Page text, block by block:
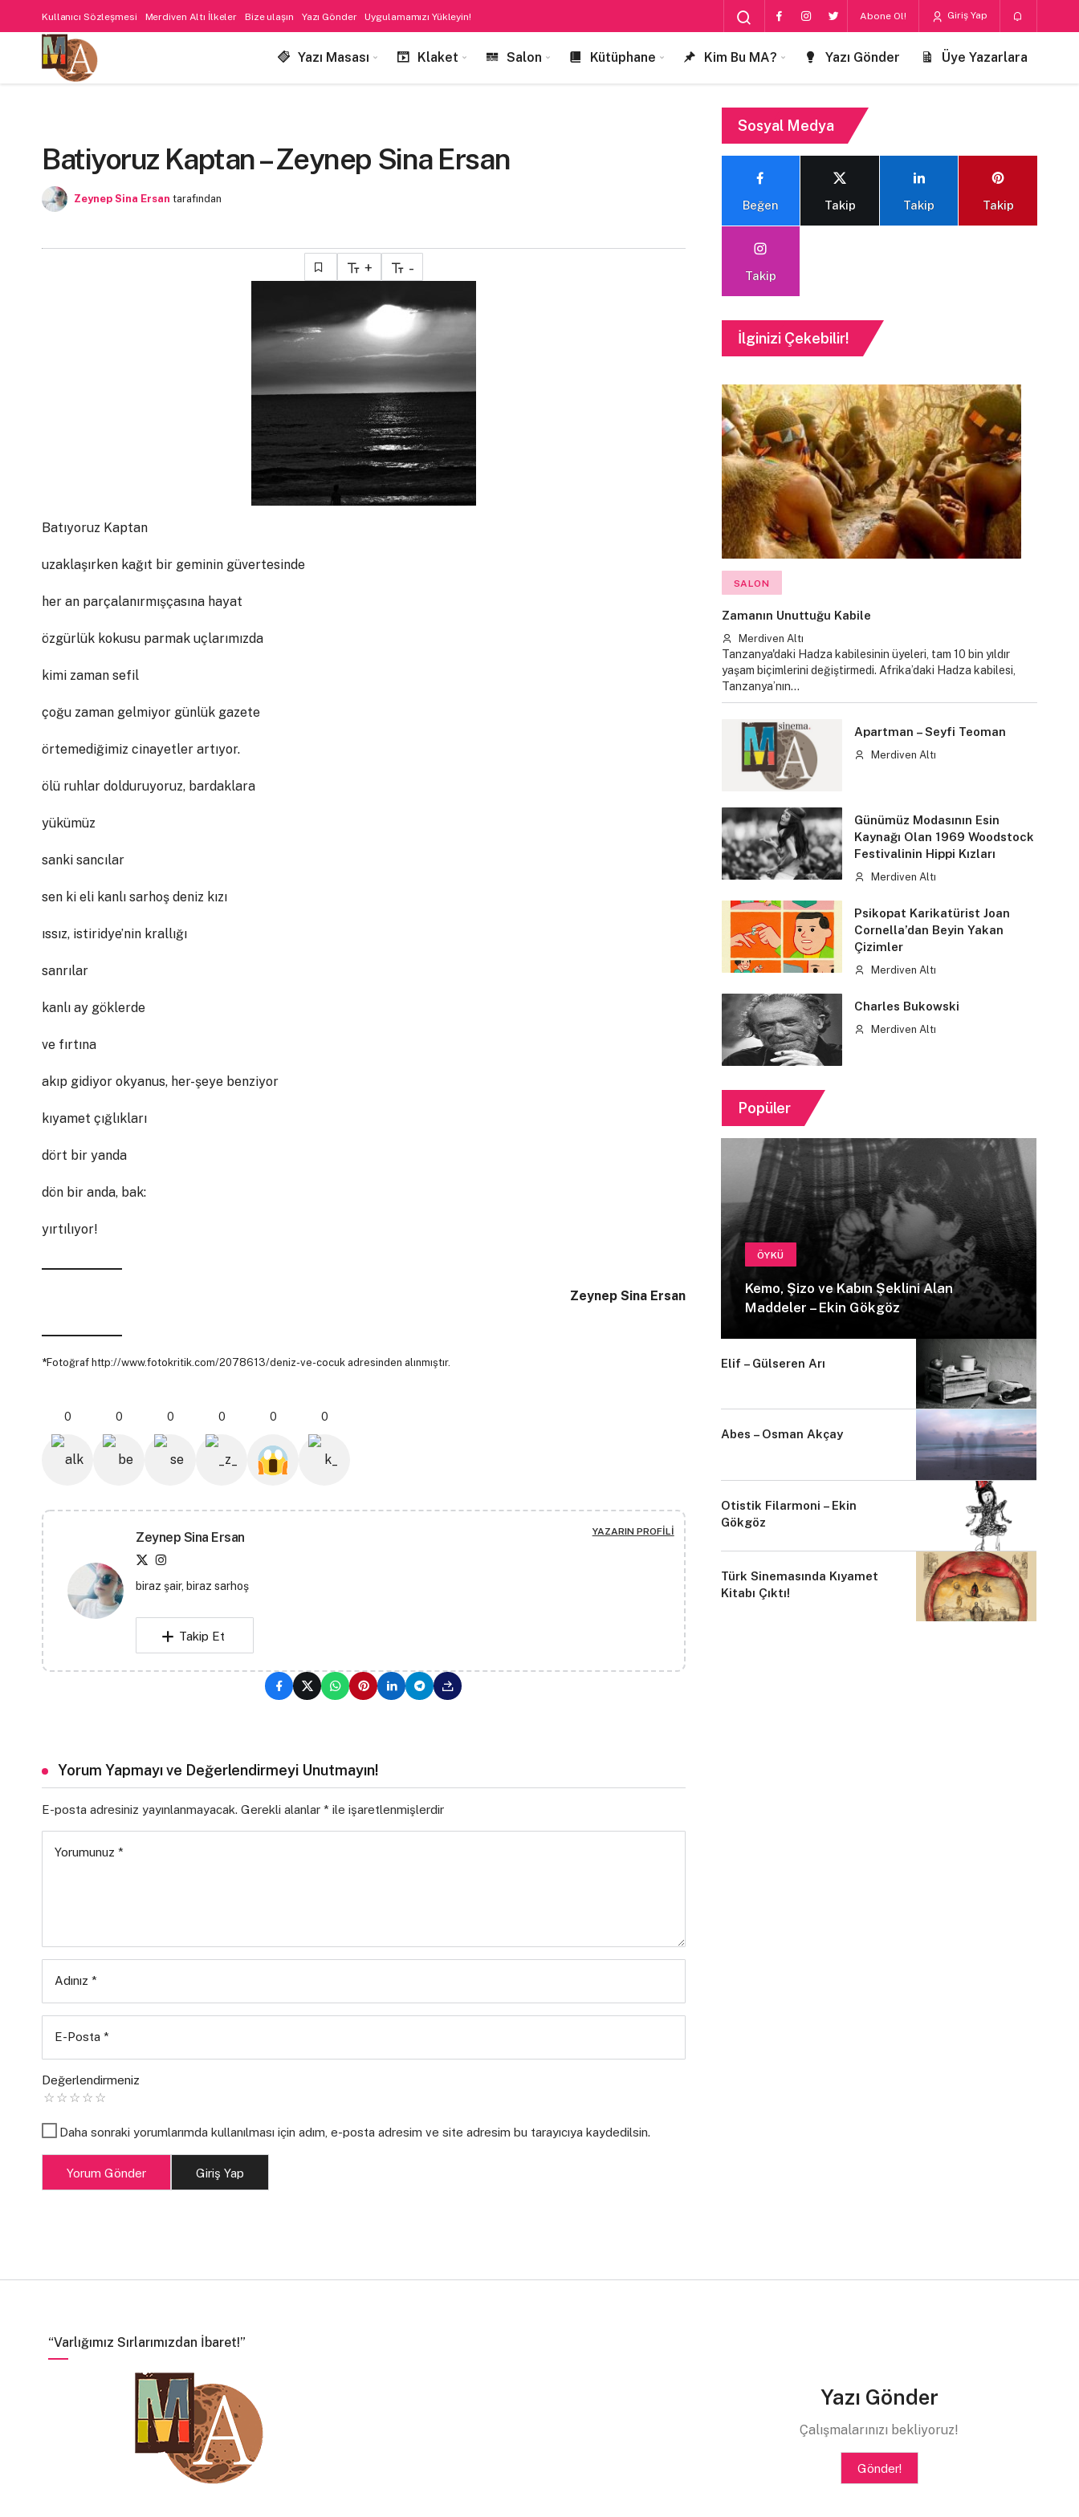
Kullanıcı Sözleşmesi Merdiven Altı İlkeler Bize ulaşın Yazı Gönder Uygulamamızı Yükleyin! Abone Ol! Giriş Yap
Yazı Masası Klaket Salon Kütüphane Kim Bu MA? Yazı Gönder Üye Yazarlara
Batiyoruz Kaptan – Zeynep Sina Ersan
Zeynep Sina Ersan tarafından
+ -
Batıyoruz Kaptan
uzaklaşırken kağıt bir geminin güvertesinde
her an parçalanırmışçasına hayat
özgürlük kokusu parmak uçlarımızda
kimi zaman sefil
çoğu zaman gelmiyor günlük gazete
örtemediğimiz cinayetler artıyor.
ölü ruhlar dolduruyoruz, bardaklara
yükümüz
sanki sancılar
sen ki eli kanlı sarhoş deniz kızı
ıssız, istiridye’nin krallığı
sanrılar
kanlı ay göklerde
ve fırtına
akıp gidiyor okyanus, her-şeye benziyor
kıyamet çığlıkları
dört bir yanda
dön bir anda, bak:
yırtılıyor!
Zeynep Sina Ersan
*Fotoğraf http://www.fotokritik.com/2078613/deniz-ve-cocuk adresinden alınmıştır.
0 0 0 0 0 0
Zeynep Sina Ersan
biraz şair, biraz sarhoş
YAZARIN PROFILI
Takip Et
Yorum Yapmayı ve Değerlendirmeyi Unutmayın!
E-posta adresiniz yayınlanmayacak. Gerekli alanlar * ile işaretlenmişlerdir
Yorumunuz *
Adınız *
E-Posta *
Değerlendirmeniz
Daha sonraki yorumlarımda kullanılması için adım, e-posta adresim ve site adresim bu tarayıcıya kaydedilsin.
Yorum Gönder Giriş Yap
Sosyal Medya
Beğen Takip Takip Takip
Takip
İlginizi Çekebilir!
SALON
Zamanın Unuttuğu Kabile
Merdiven Altı
Tanzanya'daki Hadza kabilesinin üyeleri, tam 10 bin yıldır
yaşam biçimlerini değiştirmedi. Afrika’daki Hadza kabilesi,
Tanzanya’nın…
Apartman – Seyfi Teoman
Merdiven Altı
Günümüz Modasının Esin
Kaynağı Olan 1969 Woodstock
Festivalinin Hippi Kızları
Merdiven Altı
Psikopat Karikatürist Joan
Cornella’dan Beyin Yakan
Çizimler
Merdiven Altı
Charles Bukowski
Merdiven Altı
Popüler
ÖYKÜ
Kemo, Şizo ve Kabın Şeklini Alan
Maddeler – Ekin Gökgöz
Elif – Gülseren Arı
Abes – Osman Akçay
Otistik Filarmoni – Ekin
Gökgöz
Türk Sinemasında Kıyamet
Kitabı Çıktı!
“Varlığımız Sırlarımızdan İbaret!”
Yazı Gönder
Çalışmalarınızı bekliyoruz!
Gönder!